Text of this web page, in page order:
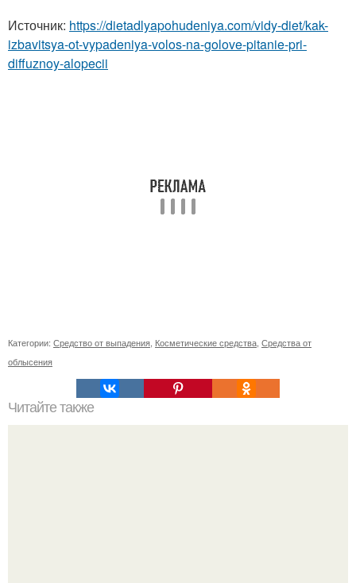
Источник: https://dietadlyapohudeniya.com/vidy-diet/kak-
izbavitsya-ot-vypadeniya-volos-na-golove-pitanie-pri-
diffuznoy-alopecii
Категории: Средство от выпадения Косметические средства Средства от
облысения
Читайте также